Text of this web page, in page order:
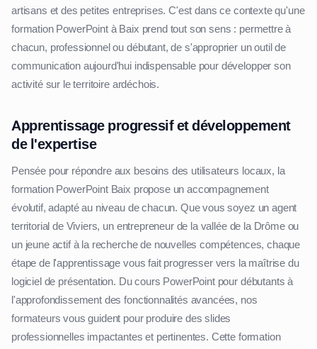
artisans et des petites entreprises. C'est dans ce contexte qu'une
formation PowerPoint à Baix prend tout son sens : permettre à
chacun, professionnel ou débutant, de s'approprier un outil de
communication aujourd'hui indispensable pour développer son
activité sur le territoire ardéchois.
Apprentissage progressif et développement
de l'expertise
Pensée pour répondre aux besoins des utilisateurs locaux, la
formation PowerPoint Baix propose un accompagnement
évolutif, adapté au niveau de chacun. Que vous soyez un agent
territorial de Viviers, un entrepreneur de la vallée de la Drôme ou
un jeune actif à la recherche de nouvelles compétences, chaque
étape de l'apprentissage vous fait progresser vers la maîtrise du
logiciel de présentation. Du cours PowerPoint pour débutants à
l'approfondissement des fonctionnalités avancées, nos
formateurs vous guident pour produire des slides
professionnelles impactantes et pertinentes. Cette formation